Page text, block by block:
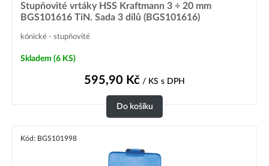
Stupňovité vrtáky HSS Kraftmann 3 ÷ 20 mm
BGS101616 TiN. Sada 3 dílů (BGS101616)
kónické - stupňovité
Skladem (6 KS)
595,90 Kč / KS s DPH
Do košíku
Kód: BGS101998